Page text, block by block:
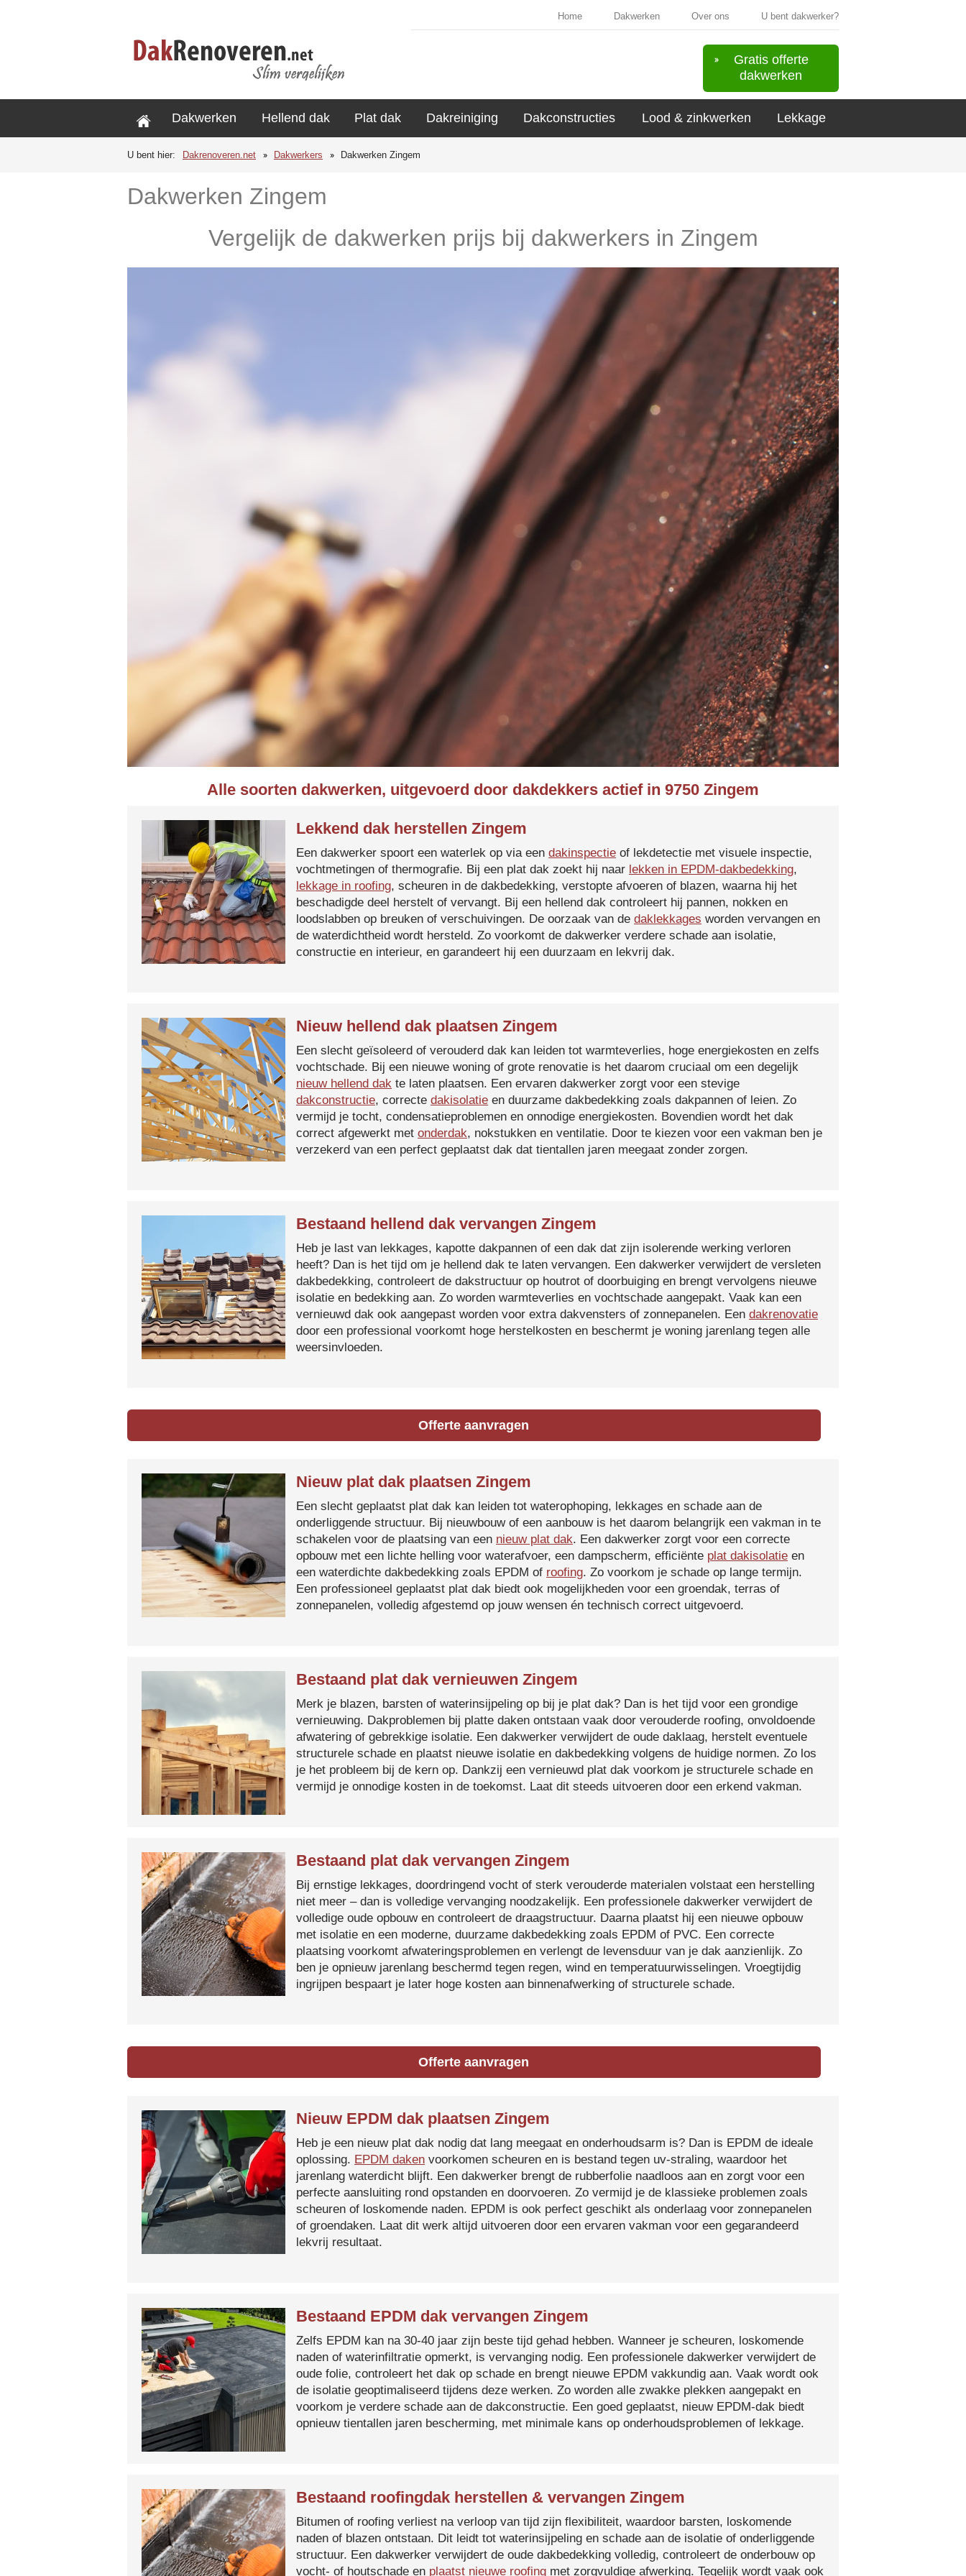
Home Dakwerken Over ons U bent dakwerker?
Gratis offerte
dakwerken
Dakwerken Hellend dak Plat dak Dakreiniging Dakconstructies Lood & zinkwerken Lekkage
U bent hier: Dakrenoveren.net Dakwerkers Dakwerken Zingem
Dakwerken Zingem
Vergelijk de dakwerken prijs bij dakwerkers in Zingem
Alle soorten dakwerken, uitgevoerd door dakdekkers actief in 9750 Zingem
Lekkend dak herstellen Zingem
Een dakwerker spoort een waterlek op via een dakinspectie of lekdetectie met visuele inspectie,
vochtmetingen of thermografie. Bij een plat dak zoekt hij naar lekken in EPDM-dakbedekking,
lekkage in roofing, scheuren in de dakbedekking, verstopte afvoeren of blazen, waarna hij het
beschadigde deel herstelt of vervangt. Bij een hellend dak controleert hij pannen, nokken en
loodslabben op breuken of verschuivingen. De oorzaak van de daklekkages worden vervangen en
de waterdichtheid wordt hersteld. Zo voorkomt de dakwerker verdere schade aan isolatie,
constructie en interieur, en garandeert hij een duurzaam en lekvrij dak.
Nieuw hellend dak plaatsen Zingem
Een slecht geïsoleerd of verouderd dak kan leiden tot warmteverlies, hoge energiekosten en zelfs
vochtschade. Bij een nieuwe woning of grote renovatie is het daarom cruciaal om een degelijk
nieuw hellend dak te laten plaatsen. Een ervaren dakwerker zorgt voor een stevige
dakconstructie, correcte dakisolatie en duurzame dakbedekking zoals dakpannen of leien. Zo
vermijd je tocht, condensatieproblemen en onnodige energiekosten. Bovendien wordt het dak
correct afgewerkt met onderdak, nokstukken en ventilatie. Door te kiezen voor een vakman ben je
verzekerd van een perfect geplaatst dak dat tientallen jaren meegaat zonder zorgen.
Bestaand hellend dak vervangen Zingem
Heb je last van lekkages, kapotte dakpannen of een dak dat zijn isolerende werking verloren
heeft? Dan is het tijd om je hellend dak te laten vervangen. Een dakwerker verwijdert de versleten
dakbedekking, controleert de dakstructuur op houtrot of doorbuiging en brengt vervolgens nieuwe
isolatie en bedekking aan. Zo worden warmteverlies en vochtschade aangepakt. Vaak kan een
vernieuwd dak ook aangepast worden voor extra dakvensters of zonnepanelen. Een dakrenovatie
door een professional voorkomt hoge herstelkosten en beschermt je woning jarenlang tegen alle
weersinvloeden.
Offerte aanvragen
Nieuw plat dak plaatsen Zingem
Een slecht geplaatst plat dak kan leiden tot waterophoping, lekkages en schade aan de
onderliggende structuur. Bij nieuwbouw of een aanbouw is het daarom belangrijk een vakman in te
schakelen voor de plaatsing van een nieuw plat dak. Een dakwerker zorgt voor een correcte
opbouw met een lichte helling voor waterafvoer, een dampscherm, efficiënte plat dakisolatie en
een waterdichte dakbedekking zoals EPDM of roofing. Zo voorkom je schade op lange termijn.
Een professioneel geplaatst plat dak biedt ook mogelijkheden voor een groendak, terras of
zonnepanelen, volledig afgestemd op jouw wensen én technisch correct uitgevoerd.
Bestaand plat dak vernieuwen Zingem
Merk je blazen, barsten of waterinsijpeling op bij je plat dak? Dan is het tijd voor een grondige
vernieuwing. Dakproblemen bij platte daken ontstaan vaak door verouderde roofing, onvoldoende
afwatering of gebrekkige isolatie. Een dakwerker verwijdert de oude daklaag, herstelt eventuele
structurele schade en plaatst nieuwe isolatie en dakbedekking volgens de huidige normen. Zo los
je het probleem bij de kern op. Dankzij een vernieuwd plat dak voorkom je structurele schade en
vermijd je onnodige kosten in de toekomst. Laat dit steeds uitvoeren door een erkend vakman.
Bestaand plat dak vervangen Zingem
Bij ernstige lekkages, doordringend vocht of sterk verouderde materialen volstaat een herstelling
niet meer – dan is volledige vervanging noodzakelijk. Een professionele dakwerker verwijdert de
volledige oude opbouw en controleert de draagstructuur. Daarna plaatst hij een nieuwe opbouw
met isolatie en een moderne, duurzame dakbedekking zoals EPDM of PVC. Een correcte
plaatsing voorkomt afwateringsproblemen en verlengt de levensduur van je dak aanzienlijk. Zo
ben je opnieuw jarenlang beschermd tegen regen, wind en temperatuurwisselingen. Vroegtijdig
ingrijpen bespaart je later hoge kosten aan binnenafwerking of structurele schade.
Offerte aanvragen
Nieuw EPDM dak plaatsen Zingem
Heb je een nieuw plat dak nodig dat lang meegaat en onderhoudsarm is? Dan is EPDM de ideale
oplossing. EPDM daken voorkomen scheuren en is bestand tegen uv-straling, waardoor het
jarenlang waterdicht blijft. Een dakwerker brengt de rubberfolie naadloos aan en zorgt voor een
perfecte aansluiting rond opstanden en doorvoeren. Zo vermijd je de klassieke problemen zoals
scheuren of loskomende naden. EPDM is ook perfect geschikt als onderlaag voor zonnepanelen
of groendaken. Laat dit werk altijd uitvoeren door een ervaren vakman voor een gegarandeerd
lekvrij resultaat.
Bestaand EPDM dak vervangen Zingem
Zelfs EPDM kan na 30-40 jaar zijn beste tijd gehad hebben. Wanneer je scheuren, loskomende
naden of waterinfiltratie opmerkt, is vervanging nodig. Een professionele dakwerker verwijdert de
oude folie, controleert het dak op schade en brengt nieuwe EPDM vakkundig aan. Vaak wordt ook
de isolatie geoptimaliseerd tijdens deze werken. Zo worden alle zwakke plekken aangepakt en
voorkom je verdere schade aan de dakconstructie. Een goed geplaatst, nieuw EPDM-dak biedt
opnieuw tientallen jaren bescherming, met minimale kans op onderhoudsproblemen of lekkage.
Bestaand roofingdak herstellen & vervangen Zingem
Bitumen of roofing verliest na verloop van tijd zijn flexibiliteit, waardoor barsten, loskomende
naden of blazen ontstaan. Dit leidt tot waterinsijpeling en schade aan de isolatie of onderliggende
structuur. Een dakwerker verwijdert de oude dakbedekking volledig, controleert de onderbouw op
vocht- of houtschade en plaatst nieuwe roofing met zorgvuldige afwerking. Tegelijk wordt vaak ook